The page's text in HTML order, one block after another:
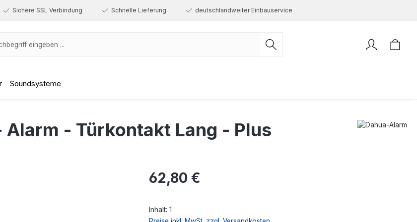
Sichere SSL Verbindung Schnelle Lieferung deutschlandweiter Einbauservice
Soundsysteme
- Türkontakt Lang - Plus
Regulärer Preis:
62,80 €
Inhalt: 1